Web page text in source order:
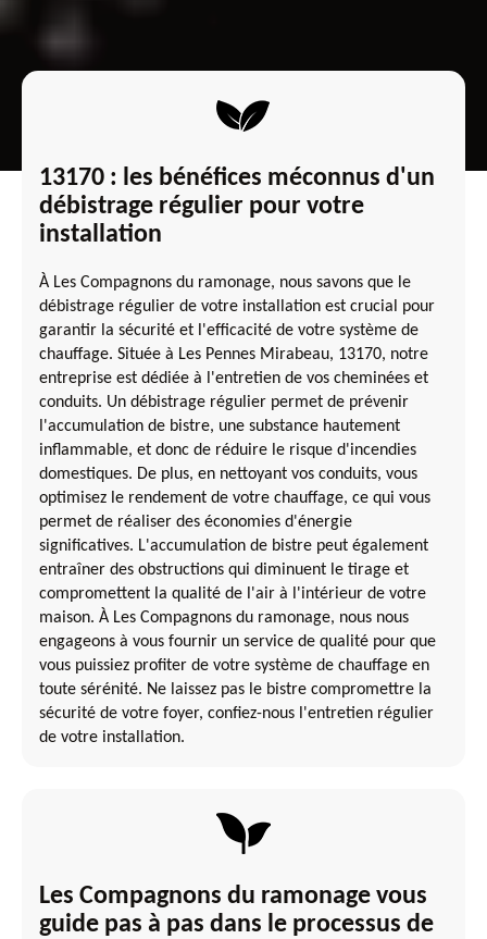
13170 : les bénéfices méconnus d'un
débistrage régulier pour votre
installation
À Les Compagnons du ramonage, nous savons que le
débistrage régulier de votre installation est crucial pour
garantir la sécurité et l'efficacité de votre système de
chauffage. Située à Les Pennes Mirabeau, 13170, notre
entreprise est dédiée à l'entretien de vos cheminées et
conduits. Un débistrage régulier permet de prévenir
l'accumulation de bistre, une substance hautement
inflammable, et donc de réduire le risque d'incendies
domestiques. De plus, en nettoyant vos conduits, vous
optimisez le rendement de votre chauffage, ce qui vous
permet de réaliser des économies d'énergie
significatives. L'accumulation de bistre peut également
entraîner des obstructions qui diminuent le tirage et
compromettent la qualité de l'air à l'intérieur de votre
maison. À Les Compagnons du ramonage, nous nous
engageons à vous fournir un service de qualité pour que
vous puissiez profiter de votre système de chauffage en
toute sérénité. Ne laissez pas le bistre compromettre la
sécurité de votre foyer, confiez-nous l'entretien régulier
de votre installation.
Les Compagnons du ramonage vous
guide pas à pas dans le processus de